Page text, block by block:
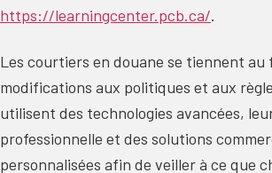
https://learningcenter.pcb.ca/.
Les courtiers en douane se tiennent au
modifications aux politiques et aux
utilisent des technologies avancées,
professionnelle et des solutions
personnalisées afin de veiller à ce que